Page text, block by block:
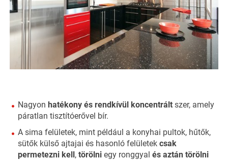
Nagyon hatékony és rendkívül koncentrált szer, amely
páratlan tisztítóerővel bír.
A sima felületek, mint például a konyhai pultok, hűtők,
sütők külső ajtajai és hasonló felületek csak
permetezni kell, törölni egy ronggyal és aztán törölni